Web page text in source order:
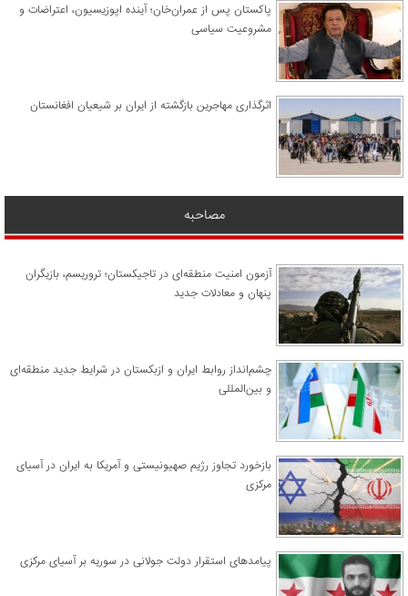
پاکستان پس از عمران‌خان؛ آینده اپوزیسیون، اعتراضات و
مشروعیت سیاسی
اثرگذاری مهاجرین بازگشته از ایران بر شیعیان افغانستان
مصاحبه
آزمون امنیت منطقه‌ای در تاجیکستان؛ تروریسم، بازیگران
پنهان و معادلات جدید
چشم‌انداز روابط ایران و ازبکستان در شرایط جدید منطقه‌ای
و بین‌المللی
​بازخورد تجاوز رژیم صهیونیستی و آمریکا به ایران در آسیای
مرکزی
پیامدهای استقرار دولت جولانی در سوریه بر آسیای مرکزی